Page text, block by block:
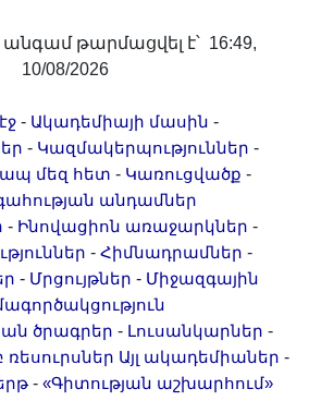
անգամ թարմացվել է՝ 16:49,
10/08/2026
- Ակադեմիայի մասին -
- Կազմակերպություններ -
մեզ հետ - Կառուցվածք -
անդամներ
- Ինովացիոն առաջարկներ -
- Հիմնադրամներ -
- Մրցույթներ - Միջազգային
ծրագրեր - Լուսանկարներ -
ռեսուրսներ Այլ ակադեմիաներ -
- «Գիտության աշխարհում»